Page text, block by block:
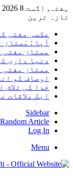
ہفتہ, اگست 8 2026
تازہ ترین
عکسی مفتی
آپا : مْمتاز
ممتاز مفتی
دنیا داری
ممتاز مفتی
اوصاف کو
خدا کی تلاش
ایک ملاقات
Sidebar
Random Article
Log In
Menu